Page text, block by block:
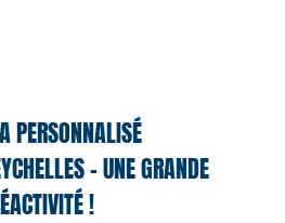
PERSONNALISÉ
– UNE GRANDE
!